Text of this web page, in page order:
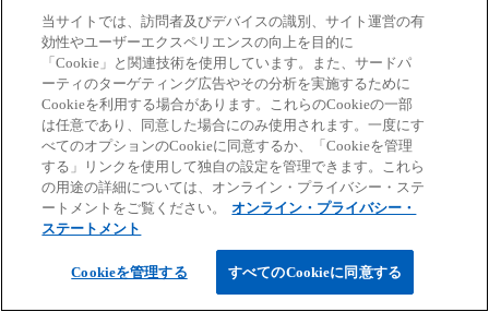
バナンスを整備し、前向きな姿勢で臨むことが望ましいで
す。
最終的にどこまでやればいいかという明確な答えは、世界
中の誰もまだ持っていません。そのため、正解を求めすぎ
ず、むしろ自ら正解を作り出す、ベストプラクティスを確
立するという意気込みで対応することが理想的です。さら
に、そのプラクティスを世間と共有し、自社がAI の信頼
性向上をリードするという姿勢で取組むことが望ましいで
しょう。
当サイトでは、訪問者及びデバイスの識別、サイト運営の有
効性やユーザーエクスペリエンスの向上を目的に
「Cookie」と関連技術を使用しています。また、サードパ
ーティのターゲティング広告やその分析を実施するために
Cookieを利用する場合があります。これらのCookieの一部
は任意であり、同意した場合にのみ使用されます。一度にす
べてのオプションのCookieに同意するか、「Cookieを管理
する」リンクを使用して独自の設定を管理できます。これら
の用途の詳細については、オンライン・プライバシー・ステ
ートメントをご覧ください。
オンライン・プライバシー・
ステートメント
Cookieを管理する すべてのCookieに同意する